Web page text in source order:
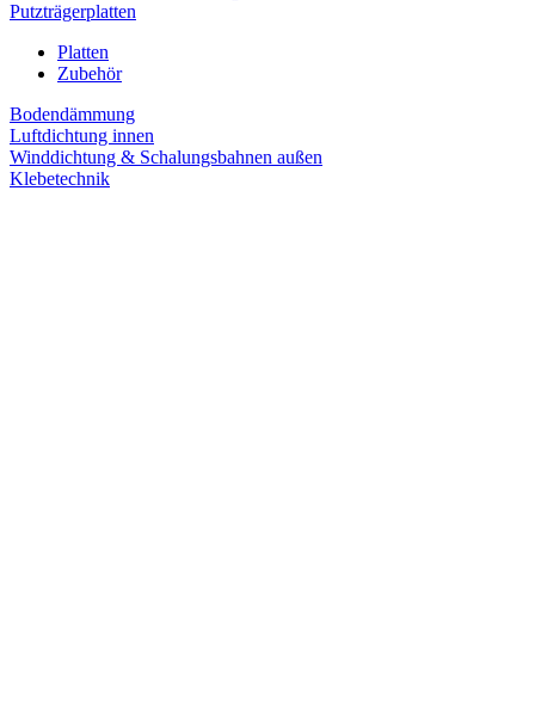
Putzträgerplatten
Platten
Zubehör
Bodendämmung
Luftdichtung innen
Winddichtung & Schalungsbahnen außen
Klebetechnik